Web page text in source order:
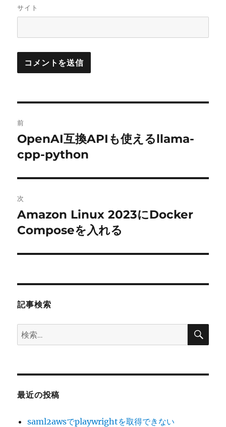
サイト
稿
ナ
ビ
ゲ
ー
ン
前
前
の
稿:
OpenAI互換APIも使えるllama-
cpp-python
次
次
の
稿:
Amazon Linux 2023にDocker
Composeを入れる
記事検索
検
索:
検
最近の投稿
saml2awsでplaywrightを取得できない